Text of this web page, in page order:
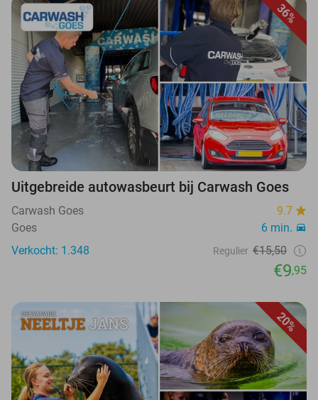
36%
Uitgebreide autowasbeurt bij Carwash Goes
Carwash Goes
9.7
Goes
6 min.
Verkocht: 1.348
Regulier €15,50
€9,95
20%